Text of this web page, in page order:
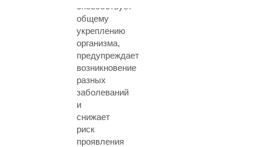
способствует
общему
укреплению
организма,
предупреждает
возникновение
разных
заболеваний
и
снижает
риск
проявления